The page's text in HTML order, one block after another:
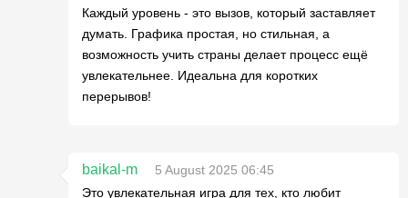
Каждый уровень - это вызов, который заставляет
думать. Графика простая, но стильная, а
возможность учить страны делает процесс ещё
увлекательнее. Идеальна для коротких
перерывов!
baikal-m
5 August 2025 06:45
Это увлекательная игра для тех, кто любит